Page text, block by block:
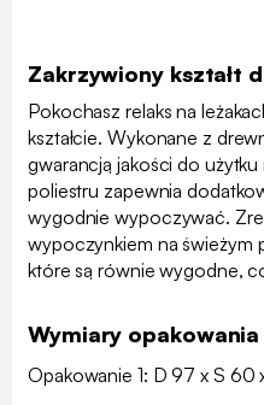
Zakrzywiony kształt
Pokochasz relaks na
kształcie. Wykonane z
gwarancją jakości do
poliestru zapewnia
wygodnie wypoczywać.
wypoczynkiem na świeżym
które są równie wygodne,
Wymiary opakowania
Opakowanie 1: D 97 x S